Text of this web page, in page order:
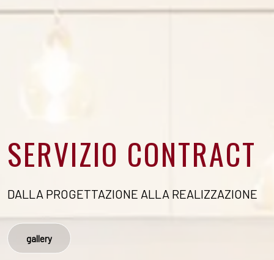
SERVIZIO CONTRACT
DALLA PROGETTAZIONE ALLA REALIZZAZIONE
gallery
SERVIZIO CONTRACT
DALLA PROGETTAZIONE ALLA REALIZZAZIONE
gallery